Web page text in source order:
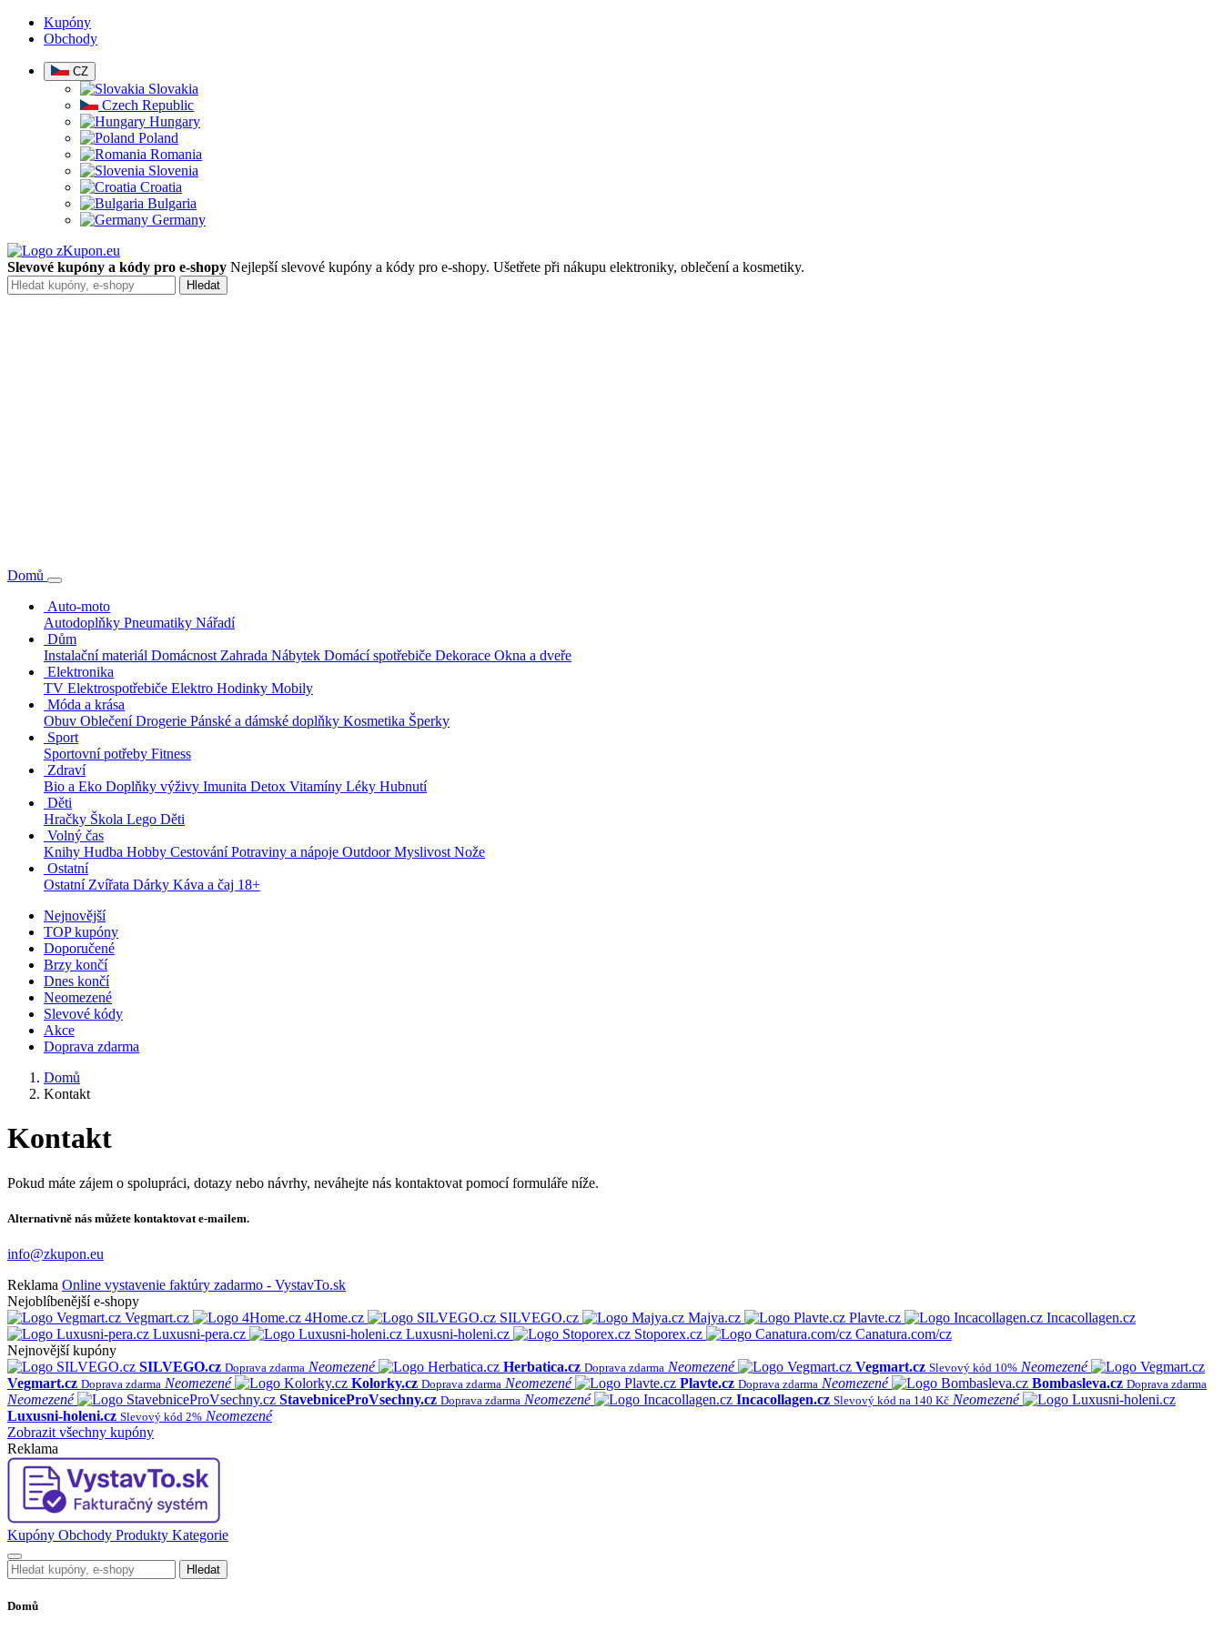
Kupóny
Obchody
CZ
Slovakia
Czech Republic
Hungary
Poland
Romania
Slovenia
Croatia
Bulgaria
Germany
Slevové kupóny a kódy pro e-shopy Nejlepší slevové kupóny a kódy pro e-shopy. Ušetřete při nákupu elektroniky, oblečení a kosmetiky.
Hledat
Domů
Auto-moto
Autodoplňky Pneumatiky Nářadí
Dům
Instalační materiál Domácnost Zahrada Nábytek Domácí spotřebiče Dekorace Okna a dveře
Elektronika
TV Elektrospotřebiče Elektro Hodinky Mobily
Móda a krása
Obuv OblečeníDrogerie Pánské a dámské doplňky Kosmetika Šperky
Sport
Sportovní potřeby Fitness
Zdraví
Bio a Eko Doplňky výživy Imunita Detox Vitamíny Léky Hubnutí
Děti
Hračky Škola Lego Děti
Volný čas
Knihy Hudba Hobby CestováníPotraviny a nápoje OutdoorMyslivost Nože
Ostatní
Ostatní Zvířata Dárky Káva a čaj 18+
Nejnovější
TOP kupóny
Doporučené
Brzy končí
Dnes končí
Neomezené
Slevové kódy
Akce
Doprava zdarma
Domů
Kontakt
Kontakt
Pokud máte zájem o spolupráci, dotazy nebo návrhy, neváhejte nás kontaktovat pomocí formuláře níže.
Alternativně nás můžete kontaktovat e-mailem.
info@zkupon.eu
Reklama Online vystavenie faktúry zadarmo - VystavTo.sk
Nejoblíbenější e-shopy
Vegmart.cz
4Home.cz SILVEGO.cz Majya.cz Plavte.cz
Incacollagen.cz
Luxusni-pera.cz
Luxusni-holeni.cz Stoporex.cz
Canatura.com/cz
Nejnovější kupóny
SILVEGO.cz Doprava zdarma Neomezené Herbatica.cz Doprava zdarma Neomezené Vegmart.cz Slevový kód 10% Neomezené
Vegmart.cz Doprava zdarma Neomezené Kolorky.cz Doprava zdarma Neomezené Plavte.cz Doprava zdarma Neomezené Bombasleva.cz Doprava zdarma
Neomezené StavebniceProVsechny.cz Doprava zdarma Neomezené Incacollagen.cz Slevový kód na 140 Kč Neomezené
Luxusni-holeni.cz Slevový kód 2% Neomezené
Zobrazit všechny kupóny
Reklama
Kupóny Obchody Produkty Kategorie
Hledat
Domů